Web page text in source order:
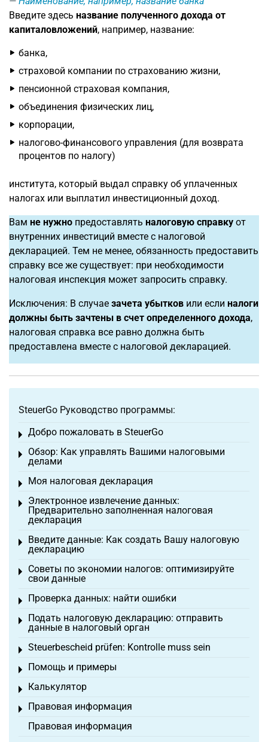
Введите здесь название полученного дохода от
капиталовложений, например, название:
банка,
страховой компании по страхованию жизни,
пенсионной страховая компания,
объединения физических лиц,
корпорации,
налогово-финансового управления (для возврата
процентов по налогу)
института, который выдал справку об уплаченных
налогах или выплатил инвестиционный доход.
Вам не нужно предоставлять налоговую справку от
внутренних инвестиций вместе с налоговой
декларацией. Тем не менее, обязанность предоставить
справку все же существует: при необходимости
налоговая инспекция может запросить справку.
Исключения: В случае зачета убытков или если налоги
должны быть зачтены в счет определенного дохода,
налоговая справка все равно должна быть
предоставлена вместе с налоговой декларацией.
SteuerGo Руководство программы:
Добро пожаловать в SteuerGo
Toggle menu
Обзор: Как управлять Вашими налоговыми
делами
Toggle menu
Моя налоговая декларация
Toggle menu
Электронное извлечение данных:
Предварительно заполненная налоговая
декларация
Toggle menu
Введите данные: Как создать Вашу налоговую
декларацию
Toggle menu
Советы по экономии налогов: оптимизируйте
свои данные
Toggle menu
Проверка данных: найти ошибки
Toggle menu
Подать налоговую декларацию: отправить
данные в налоговый орган
Toggle menu
Steuerbescheid prüfen: Kontrolle muss sein
Toggle menu
Помощь и примеры
Toggle menu
Калькулятор
Toggle menu
Правовая информация
Toggle menu
Правовая информация